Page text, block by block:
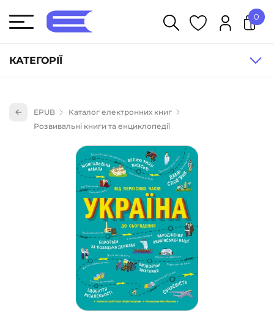
КАТЕГОРІЇ
Книги для дітей (835)
Науково-популярна література (1015)
Навчальна література та посібники (527)
Енциклопедії, довідники, словники (55)
Подарункові сертифікати (1)
0
EPUB
Каталог електронних книг
Розвивальні книги та енциклопедії